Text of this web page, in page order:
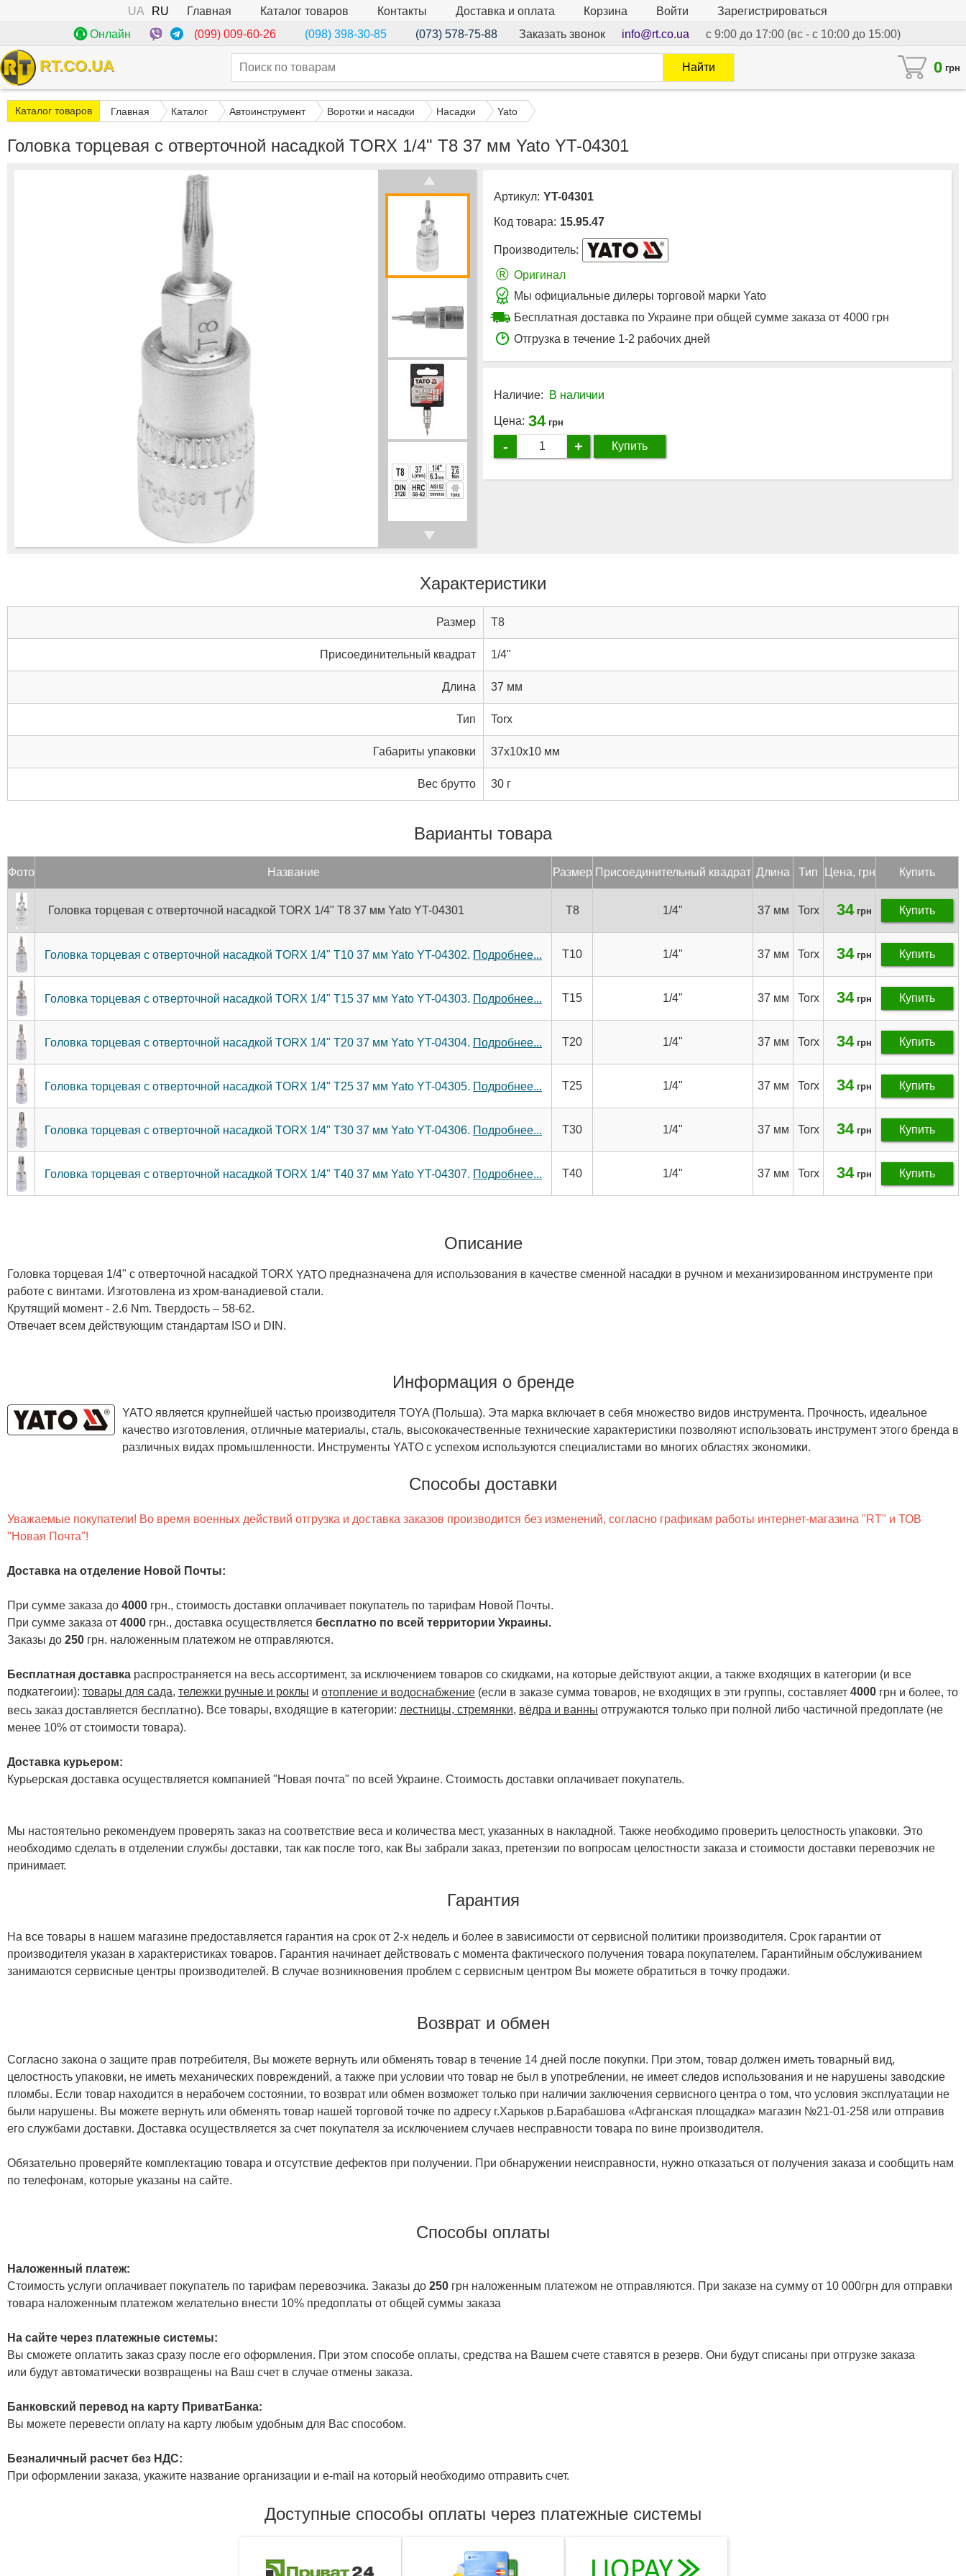
UA RU Главная Каталог товаров Контакты Доставка и оплата Корзина Войти
Зарегистрироваться
Онлайн
(099) 009-60-26 (098) 398-30-85 (073) 578-75-88 Заказать звонок info@rt.co.ua с 9:00 до 17:00 (вс - с 10:00 до 15:00)
RT.CO.UA 0 грн
Найти
Каталог товаров Главная Каталог Автоинструмент Воротки и насадки Насадки Yato
Головка торцевая с отверточной насадкой TORX 1/4" Т8 37 мм Yato YT-04301
Артикул: YT-04301
Код товара: 15.95.47
Производитель:
® Оригинал
Мы официальные дилеры торговой марки Yato
Бесплатная доставка по Украине при общей сумме заказа от 4000 грн
Отгрузка в течение 1-2 рабочих дней
Наличие: В наличии
Цена: 34 грн
- + Купить
Характеристики
Размер T8
Присоединительный квадрат 1/4"
Длина 37 мм
Тип Torx
Габариты упаковки 37x10x10 мм
Вес брутто 30 г
Варианты товара
Фото Название Раз­мер При­со­еди­нитель­ный квад­рат Дли­на Тип Цена, грн Купить
Головка торцевая с отверточной насадкой TORX 1/4" Т8 37 мм Yato YT-04301 T8 1/4" 37 мм Torx 34 грн Купить
Головка торцевая с отверточной насадкой TORX 1/4" Т10 37 мм Yato YT-04302. Подробнее... T10 1/4" 37 мм Torx 34 грн Купить
Головка торцевая с отверточной насадкой TORX 1/4" Т15 37 мм Yato YT-04303. Подробнее... T15 1/4" 37 мм Torx 34 грн Купить
Головка торцевая с отверточной насадкой TORX 1/4" Т20 37 мм Yato YT-04304. Подробнее... T20 1/4" 37 мм Torx 34 грн Купить
Головка торцевая с отверточной насадкой TORX 1/4" Т25 37 мм Yato YT-04305. Подробнее... T25 1/4" 37 мм Torx 34 грн Купить
Головка торцевая с отверточной насадкой TORX 1/4" Т30 37 мм Yato YT-04306. Подробнее... T30 1/4" 37 мм Torx 34 грн Купить
Головка торцевая с отверточной насадкой TORX 1/4" Т40 37 мм Yato YT-04307. Подробнее... T40 1/4" 37 мм Torx 34 грн Купить
Описание
Головка торцевая 1/4" с отверточной насадкой TORX YATO предназначена для использования в качестве сменной насадки в ручном и механизированном инструменте при
работе с винтами. Изготовлена из хром-ванадиевой стали.
Крутящий момент - 2.6 Nm. Твердость – 58-62.
Отвечает всем действующим стандартам ISO и DIN.
Информация о бренде
YATO является крупнейшей частью производителя TOYA (Польша). Эта марка включает в себя множество видов инструмента. Прочность, идеальное
качество изготовления, отличные материалы, сталь, высококачественные технические характеристики позволяют использовать инструмент этого бренда в
различных видах промышленности. Инструменты YATO с успехом используются специалистами во многих областях экономики.
Способы доставки
Уважаемые покупатели! Во время военных действий отгрузка и доставка заказов производится без изменений, согласно графикам работы интернет-магазина "RT" и ТОВ
"Новая Почта"!
Доставка на отделение Новой Почты:
При сумме заказа до 4000 грн., стоимость доставки оплачивает покупатель по тарифам Новой Почты.
При сумме заказа от 4000 грн., доставка осуществляется бесплатно по всей территории Украины.
Заказы до 250 грн. наложенным платежом не отправляются.
Бесплатная доставка распространяется на весь ассортимент, за исключением товаров со скидками, на которые действуют акции, а также входящих в категории (и все
подкатегоии): товары для сада, тележки ручные и роклы и отопление и водоснабжение (если в заказе сумма товаров, не входящих в эти группы, составляет 4000 грн и более, то
весь заказ доставляется бесплатно). Все товары, входящие в категории: лестницы, стремянки, вёдра и ванны отгружаются только при полной либо частичной предоплате (не
менее 10% от стоимости товара).
Доставка курьером:
Курьерская доставка осуществляется компанией "Новая почта" по всей Украине. Стоимость доставки оплачивает покупатель.
Мы настоятельно рекомендуем проверять заказ на соответствие веса и количества мест, указанных в накладной. Также необходимо проверить целостность упаковки. Это
необходимо сделать в отделении службы доставки, так как после того, как Вы забрали заказ, претензии по вопросам целостности заказа и стоимости доставки перевозчик не
принимает.
Гарантия
На все товары в нашем магазине предоставляется гарантия на срок от 2-х недель и более в зависимости от сервисной политики производителя. Срок гарантии от
производителя указан в характеристиках товаров. Гарантия начинает действовать с момента фактического получения товара покупателем. Гарантийным обслуживанием
занимаются сервисные центры производителей. В случае возникновения проблем с сервисным центром Вы можете обратиться в точку продажи.
Возврат и обмен
Согласно закона о защите прав потребителя, Вы можете вернуть или обменять товар в течение 14 дней после покупки. При этом, товар должен иметь товарный вид,
целостность упаковки, не иметь механических повреждений, а также при условии что товар не был в употреблении, не имеет следов использования и не нарушены заводские
пломбы. Если товар находится в нерабочем состоянии, то возврат или обмен возможет только при наличии заключения сервисного центра о том, что условия эксплуатации не
были нарушены. Вы можете вернуть или обменять товар нашей торговой точке по адресу г.Харьков р.Барабашова «Афганская площадка» магазин №21-01-258 или отправив
его службами доставки. Доставка осуществляется за счет покупателя за исключением случаев несправности товара по вине производителя.
Обязательно проверяйте комплектацию товара и отсутствие дефектов при получении. При обнаружении неисправности, нужно отказаться от получения заказа и сообщить нам
по телефонам, которые указаны на сайте.
Способы оплаты
Наложенный платеж:
Стоимость услуги оплачивает покупатель по тарифам перевозчика. Заказы до 250 грн наложенным платежом не отправляются. При заказе на сумму от 10 000грн для отправки
товара наложенным платежом желательно внести 10% предоплаты от общей суммы заказа
На сайте через платежные системы:
Вы сможете оплатить заказ сразу после его оформления. При этом способе оплаты, средства на Вашем счете ставятся в резерв. Они будут списаны при отгрузке заказа
или будут автоматически возвращены на Ваш счет в случае отмены заказа.
Банковский перевод на карту ПриватБанка:
Вы можете перевести оплату на карту любым удобным для Вас способом.
Безналичный расчет без НДС:
При оформлении заказа, укажите название организации и e-mail на который необходимо отправить счет.
Доступные способы оплаты через платежные системы